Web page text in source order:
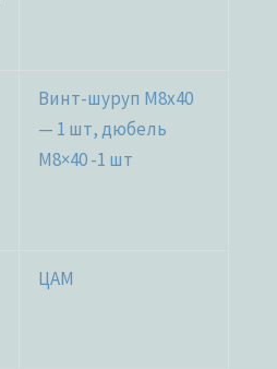
Винт-шуруп M8x40
— 1 шт, дюбель
М8×40 -1 шт
ЦАМ